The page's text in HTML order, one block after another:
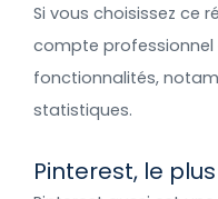
Si vous choisissez ce
compte
fonctionnalités,
statistiques.
Pinterest, le